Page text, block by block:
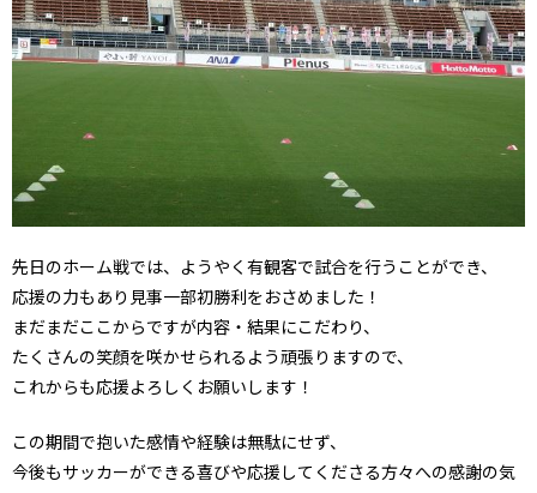
先日のホーム戦では、ようやく有観客で試合を行うことができ、
応援の力もあり見事一部初勝利をおさめました！
まだまだここからですが内容・結果にこだわり、
たくさんの笑顔を咲かせられるよう頑張りますので、
これからも応援よろしくお願いします！
この期間で抱いた感情や経験は無駄にせず、
今後もサッカーができる喜びや応援してくださる方々への感謝の気